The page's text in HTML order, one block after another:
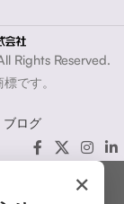
Rights Reserved.
です。
ブログ
×